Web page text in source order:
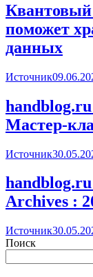
поможет
данных
Источник
Мастер-
Источник
Archives :
Источник
Поиск